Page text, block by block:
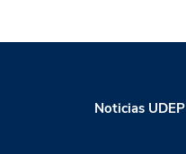
Noticias UDEP